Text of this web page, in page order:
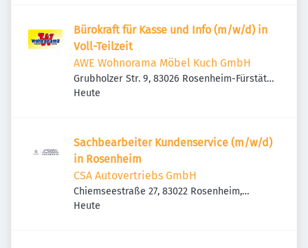
Bürokraft für Kasse und Info (m/w/d) in
Voll-Teilzeit
AWE Wohnorama Möbel Kuch GmbH
Grubholzer Str. 9, 83026 Rosenheim-Fürstätt,
Deutschland
Veröffentlicht
Heute
Sachbearbeiter Kundenservice (m/w/d)
in Rosenheim
CSA Autovertriebs GmbH
Chiemseestraße 27, 83022 Rosenheim,
Deutschland
Veröffentlicht
Heute